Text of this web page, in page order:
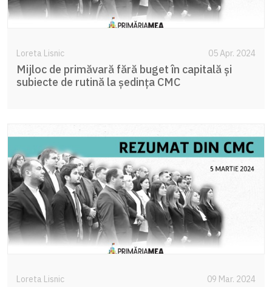
Loreta Lisnic 05 Apr. 2024
Mijloc de primăvară fără buget în capitală și
subiecte de rutină la ședința CMC
Loreta Lisnic 09 Mar. 2024